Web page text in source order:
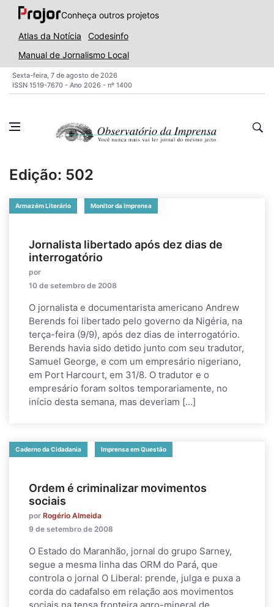
Conheça outros projetos
Atlas da Notícia
Codesinfo
Manual de Jornalismo Local
Sexta-feira, 7 de agosto de 2026
ISSN 1519-7670 - Ano 2026 - nº 1400
Edição: 502
Armazém Literário Monitor da Imprensa
Jornalista libertado após dez dias de
interrogatório
por
10 de setembro de 2008
O jornalista e documentarista americano Andrew
Berends foi libertado pelo governo da Nigéria, na
terça-feira (9/9), após dez dias de interrogatório.
Berends havia sido detido junto com seu tradutor,
Samuel George, e com um empresário nigeriano,
em Port Harcourt, em 31/8. O tradutor e o
empresário foram soltos temporariamente, no
início desta semana, mas deveriam […]
Caderno da Cidadania Imprensa em Questão
Ordem é criminalizar movimentos
sociais
por Rogério Almeida
9 de setembro de 2008
O Estado do Maranhão, jornal do grupo Sarney,
segue a mesma linha das ORM do Pará, que
controla o jornal O Liberal: prende, julga e puxa a
corda do cadafalso em relação aos movimentos